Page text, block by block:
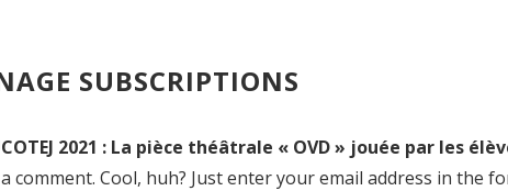
SUBSCRIPTIONS
2021 : La pièce théâtrale « OVD » jouée par les
comment. Cool, huh? Just enter your email address in the